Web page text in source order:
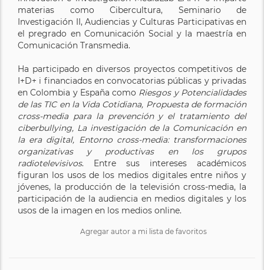
materias como Cibercultura, Seminario de
Investigación II, Audiencias y Culturas Participativas en
el pregrado en Comunicación Social y la maestría en
Comunicación Transmedia.
Ha participado en diversos proyectos competitivos de
I+D+ i financiados en convocatorias públicas y privadas
en Colombia y España como Riesgos y Potencialidades
de las TIC en la Vida Cotidiana, Propuesta de formación
cross-media para la prevención y el tratamiento del
ciberbullying, La investigación de la Comunicación en
la era digital, Entorno cross-media: transformaciones
organizativas y productivas en los grupos
radiotelevisivos. Entre sus intereses académicos
figuran los usos de los medios digitales entre niños y
jóvenes, la producción de la televisión cross-media, la
participación de la audiencia en medios digitales y los
usos de la imagen en los medios online.
Agregar autor a mi lista de favoritos